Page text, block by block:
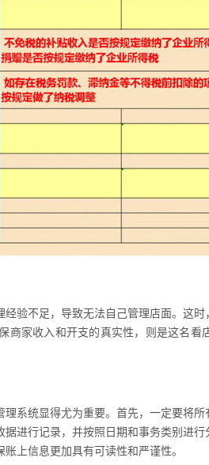
验不足，导致无法自己管理店面。这
商家收入和开支的真实性，则是这名看
系统显得尤为重要。首先，一定要将
进行记录，并按照日期和事务类别进
上信息更加具有可读性和严谨性。